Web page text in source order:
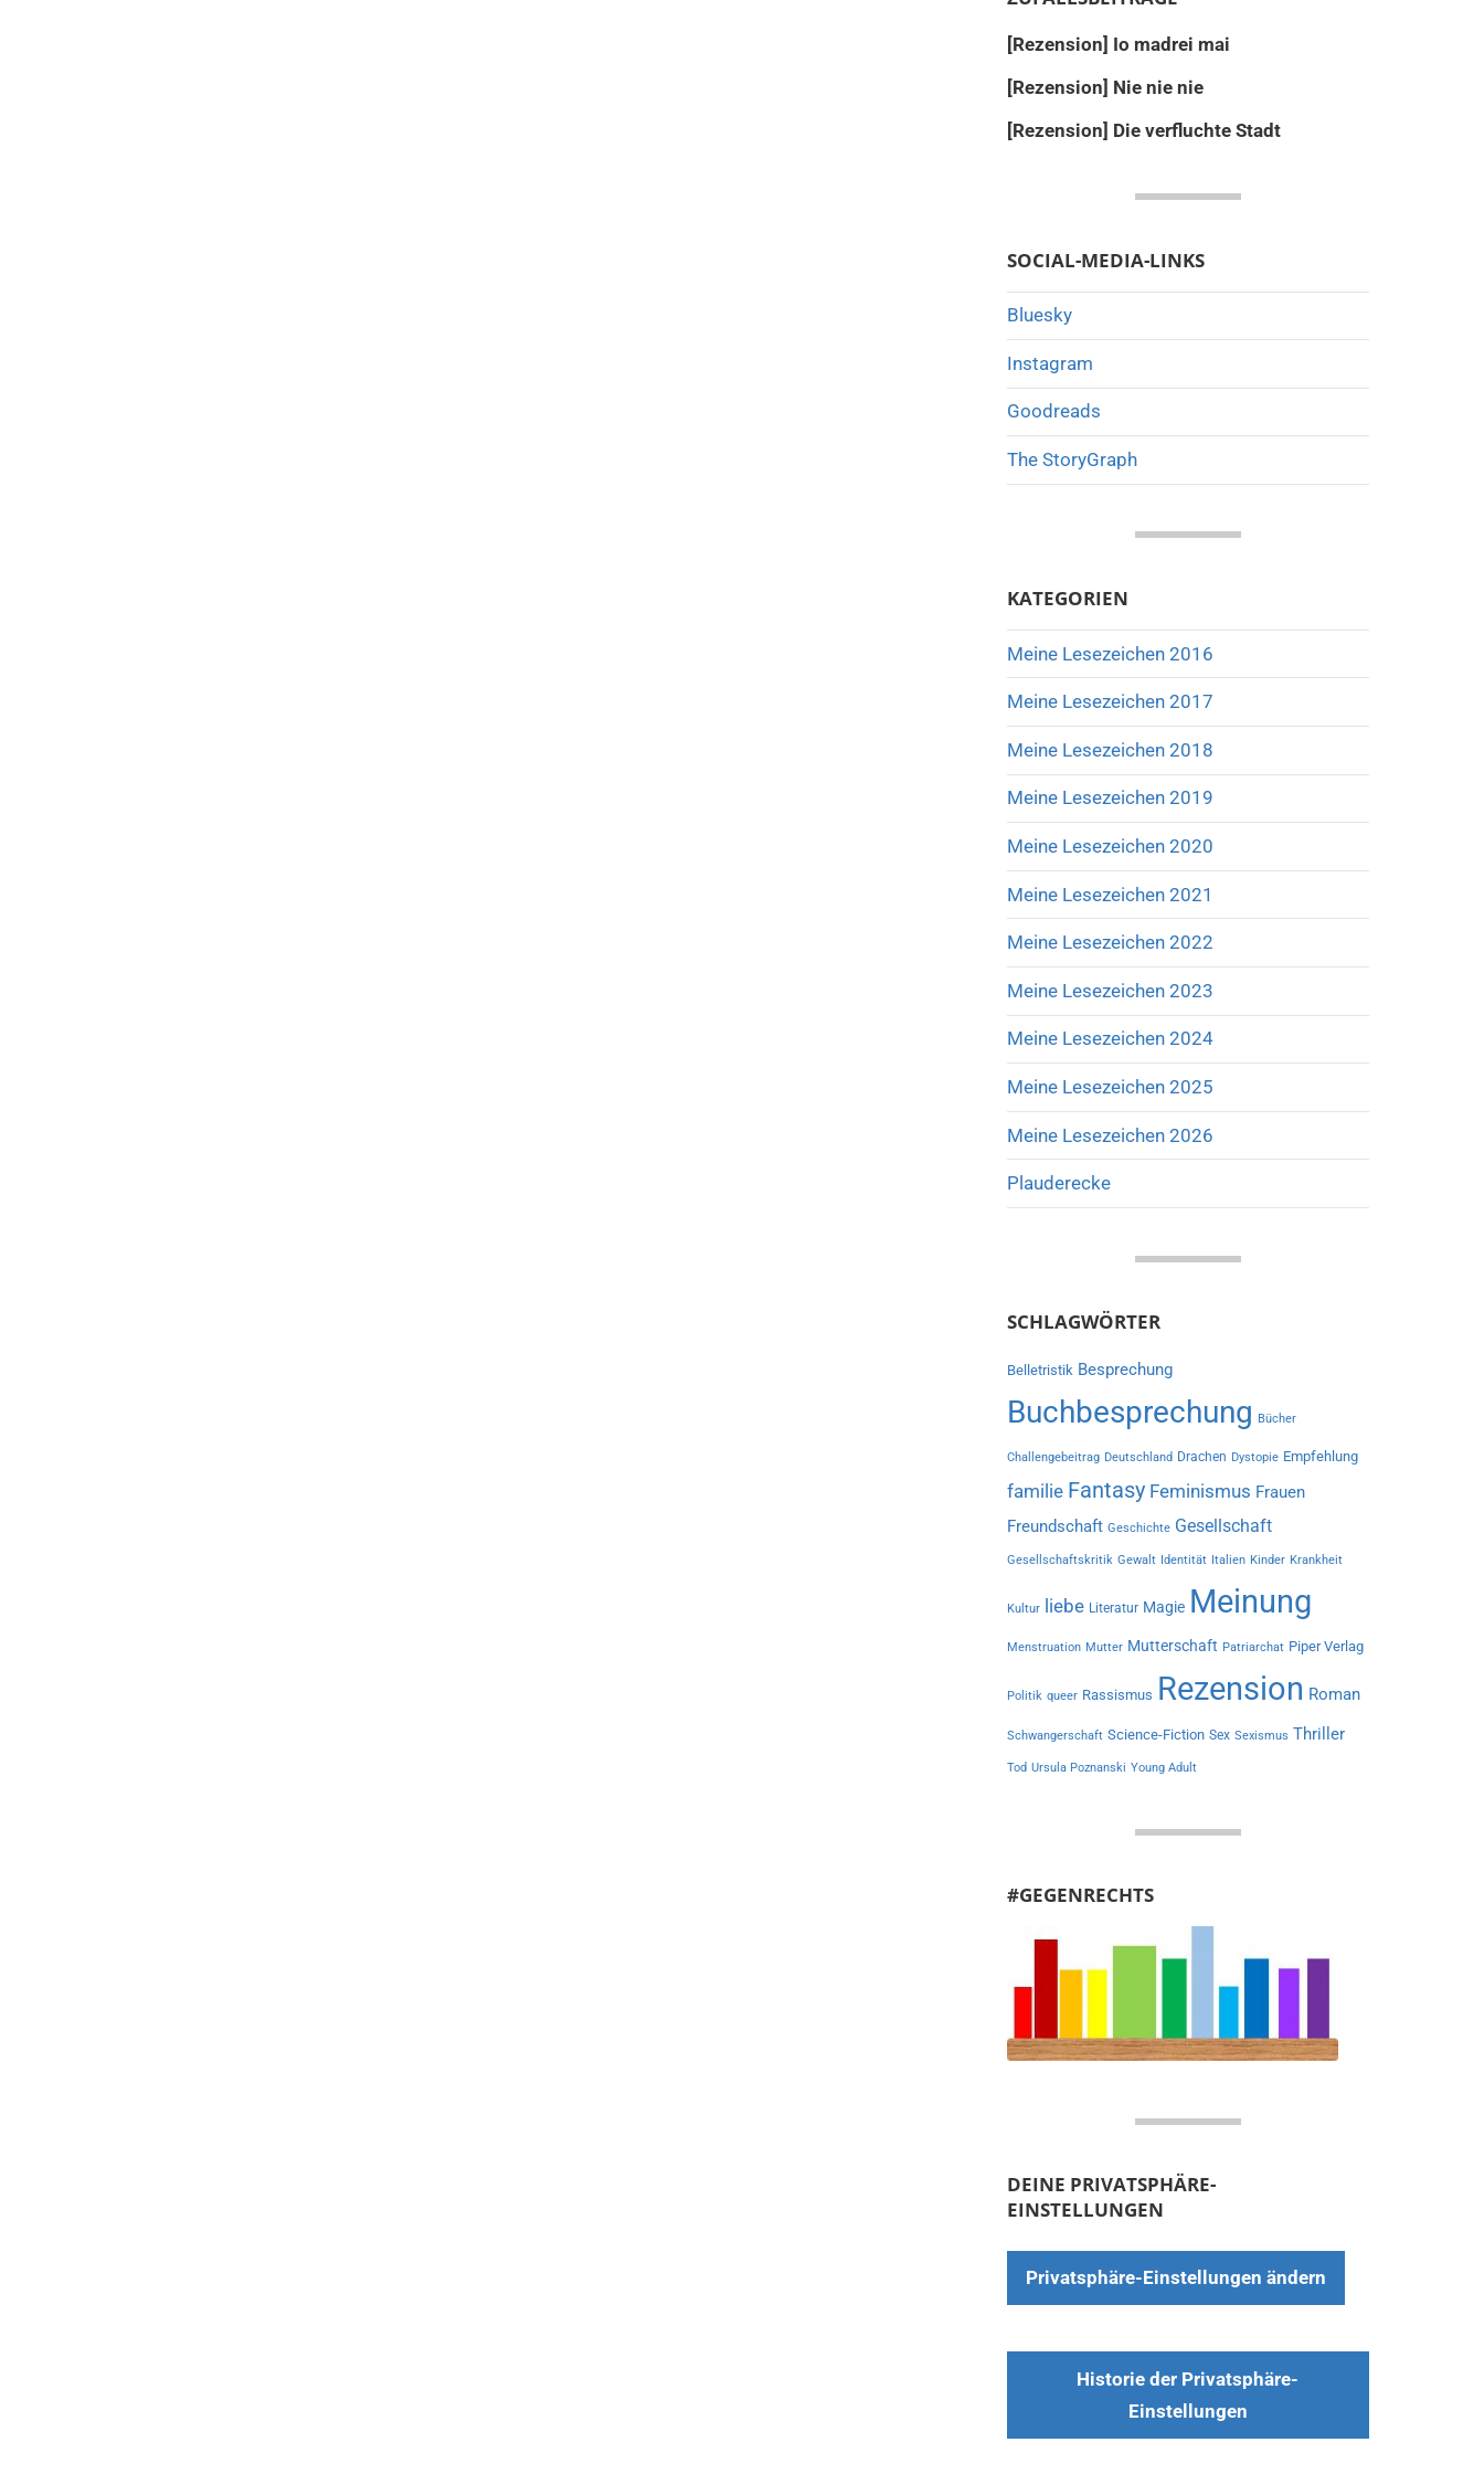
[Rezension] Io madrei mai
[Rezension] Nie nie nie
[Rezension] Die verfluchte Stadt
SOCIAL-MEDIA-LINKS
Bluesky
Instagram
Goodreads
The StoryGraph
KATEGORIEN
Meine Lesezeichen 2016
Meine Lesezeichen 2017
Meine Lesezeichen 2018
Meine Lesezeichen 2019
Meine Lesezeichen 2020
Meine Lesezeichen 2021
Meine Lesezeichen 2022
Meine Lesezeichen 2023
Meine Lesezeichen 2024
Meine Lesezeichen 2025
Meine Lesezeichen 2026
Plauderecke
SCHLAGWÖRTER
Belletristik Besprechung
Buchbesprechung Bücher
Challengebeitrag Deutschland Drachen Dystopie Empfehlung
familie Fantasy Feminismus Frauen
Freundschaft Geschichte Gesellschaft
Gesellschaftskritik Gewalt Identität Italien Kinder Krankheit
Kultur liebe Literatur Magie Meinung
Menstruation Mutter Mutterschaft Patriarchat Piper Verlag
Politik queer Rassismus Rezension Roman
Schwangerschaft Science-Fiction Sex Sexismus Thriller
Tod Ursula Poznanski Young Adult
#GEGENRECHTS
DEINE PRIVATSPHÄRE-
EINSTELLUNGEN
Privatsphäre-Einstellungen ändern
Historie der Privatsphäre-
Einstellungen